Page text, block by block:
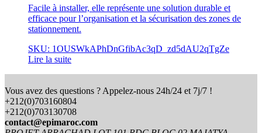
Facile à installer, elle représente une solution durable et
efficace pour l’organisation et la sécurisation des zones de
stationnement.
SKU: 1OUSWkAPhDnGfibAc3qD_zd5dAU2qTgZe
Lire la suite
Vous avez des questions ? Appelez-nous 24h/24 et 7j/7 !
+212(0)703160804
+212(0)703130708
contact@epimaroc.com